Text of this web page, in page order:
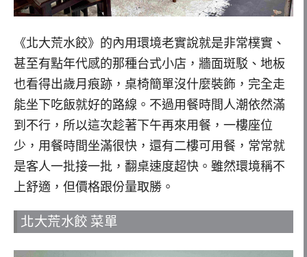
《北大荒水餃》的內用環境老實說就是非常樸實、
甚至有點年代感的那種台式小店，牆面斑駁、地板
也看得出歲月痕跡，桌椅簡單沒什麼裝飾，完全走
能坐下吃飯就好的路線。不過用餐時間人潮依然滿
到不行，所以這次趁著下午再來用餐，一樓座位
少，用餐時間坐滿很快，還有二樓可用餐，常常就
是客人一批接一批，翻桌速度超快。雖然環境稱不
上舒適，但價格跟份量取勝。
北大荒水餃 菜單